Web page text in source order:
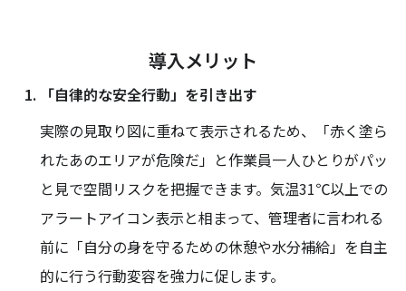
導入メリット
「自律的な安全行動」を引き出す
実際の見取り図に重ねて表示されるため、「赤く塗ら
れたあのエリアが危険だ」と作業員一人ひとりがパッ
と見で空間リスクを把握できます。気温31℃以上での
アラートアイコン表示と相まって、管理者に言われる
前に「自分の身を守るための休憩や水分補給」を自主
的に行う行動変容を強力に促します。